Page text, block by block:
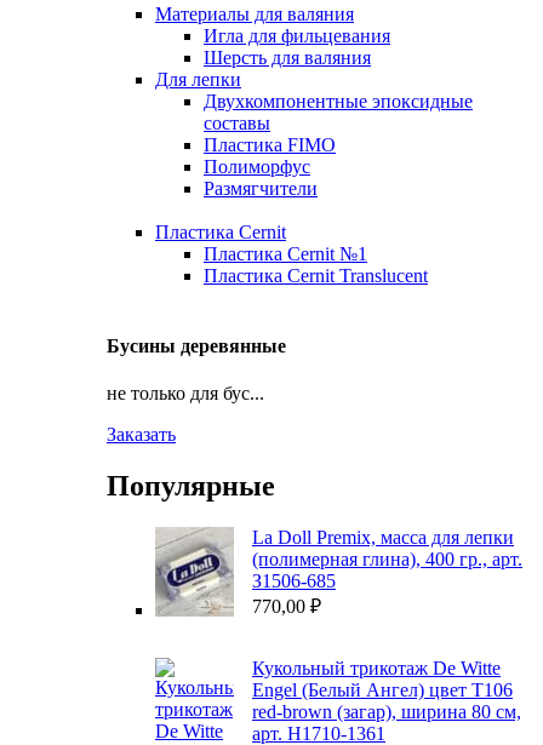
Материалы для валяния
Игла для фильцевания
Шерсть для валяния
Для лепки
Двухкомпонентные эпоксидные
составы
Пластика FIMO
Полиморфус
Размягчители
Пластика Cernit
Пластика Cernit №1
Пластика Cernit Translucent
Бусины деревянные
не только для бус...
Заказать
Популярные
La Doll Premix, масса для лепки
(полимерная глина), 400 гр., арт.
З1506-685
770,00 ₽
Кукольный трикотаж De Witte
Engel (Белый Ангел) цвет Т106
red-brown (загар), ширина 80 см,
арт. Н1710-1361